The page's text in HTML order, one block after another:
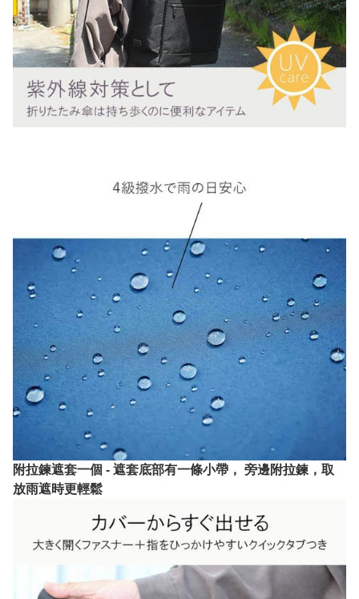
附拉鍊遮套一個 - 遮套底部有一條小帶， 旁邊附拉鍊，取
放雨遮時更輕鬆